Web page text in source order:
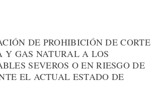
DE PROHIBICIÓN DE CORTE
Y GAS NATURAL A LOS
SEVEROS O EN RIESGO DE
EL ACTUAL ESTADO DE